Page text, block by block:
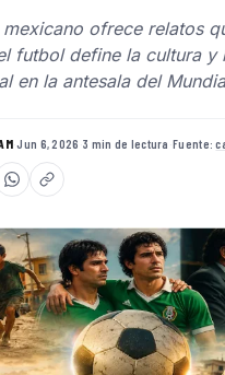
mexicano ofrece relatos
futbol define la cultura y
en la antesala del
·Jun 6, 2026 ·3 min de lectura ·Fuente: